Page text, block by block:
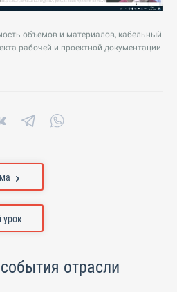
объемов и материалов, кабельный
рабочей и проектной документации.
отрасли